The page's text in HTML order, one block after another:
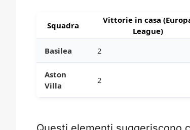
Squadra
Vittorie in casa
League)
Basilea
2
Aston
Villa
2